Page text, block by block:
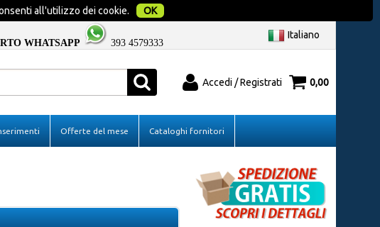
all'utilizzo dei cookie. OK
WHATSAPP 393 4579333
Italiano
Accedi / Registrati
inserisci il nome
e poi clicca sul
Se non sei ancora registrato sul nostro sito
clicca sul pulsante "Registrati"
0,00
Offerte del mese Cataloghi fornitori